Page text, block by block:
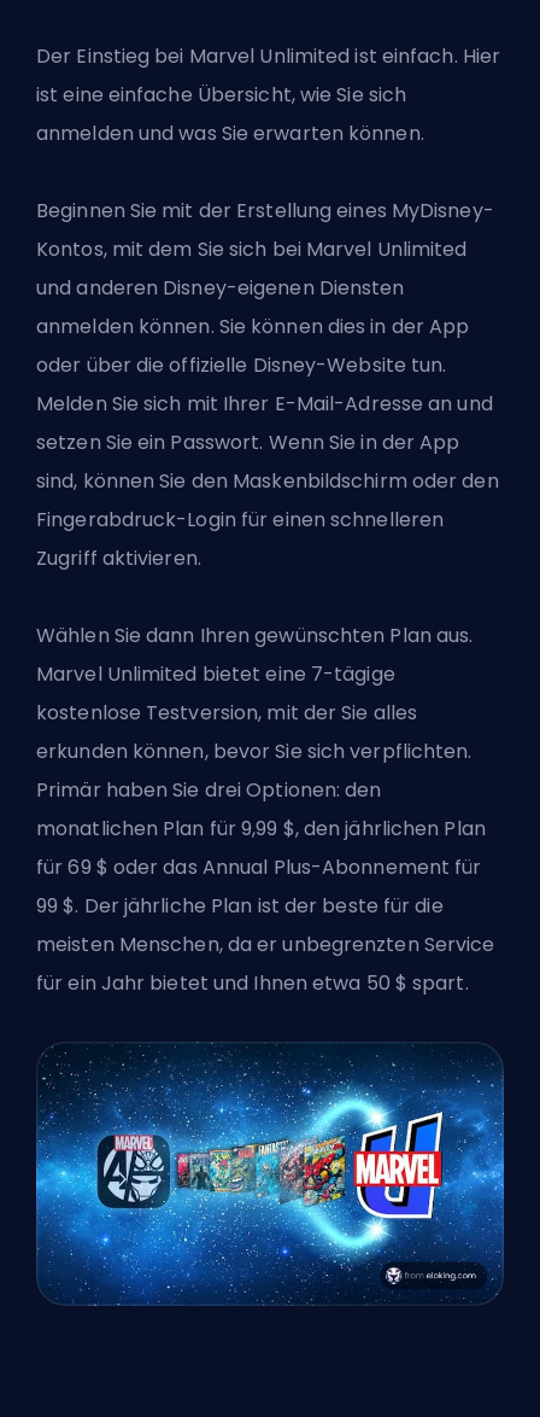
Der Einstieg bei Marvel Unlimited ist einfach. Hier
ist eine einfache Übersicht, wie Sie sich
anmelden und was Sie erwarten können.
Beginnen Sie mit der Erstellung eines MyDisney-
Kontos, mit dem Sie sich bei Marvel Unlimited
und anderen Disney-eigenen Diensten
anmelden können. Sie können dies in der App
oder über die offizielle Disney-Website tun.
Melden Sie sich mit Ihrer E-Mail-Adresse an und
setzen Sie ein Passwort. Wenn Sie in der App
sind, können Sie den Maskenbildschirm oder den
Fingerabdruck-Login für einen schnelleren
Zugriff aktivieren.
Wählen Sie dann Ihren gewünschten Plan aus.
Marvel Unlimited bietet eine 7-tägige
kostenlose Testversion, mit der Sie alles
erkunden können, bevor Sie sich verpflichten.
Primär haben Sie drei Optionen: den
monatlichen Plan für 9,99 $, den jährlichen Plan
für 69 $ oder das Annual Plus-Abonnement für
99 $. Der jährliche Plan ist der beste für die
meisten Menschen, da er unbegrenzten Service
für ein Jahr bietet und Ihnen etwa 50 $ spart.